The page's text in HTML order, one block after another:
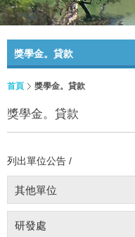
獎學金。貸款
首頁 獎學金。貸款
獎學金。貸款
列出單位公告 /
其他單位
研發處